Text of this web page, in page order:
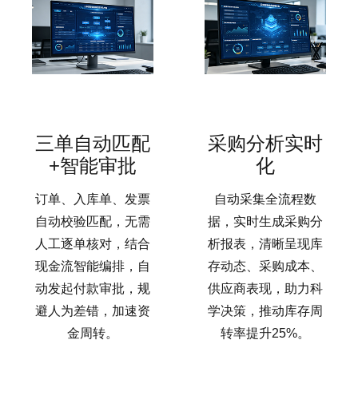
三单自动匹配
+智能审批
订单、入库单、发票
自动校验匹配，无需
人工逐单核对，结合
现金流智能编排，自
动发起付款审批，规
避人为差错，加速资
金周转。
采购分析实时
化
自动采集全流程数
据，实时生成采购分
析报表，清晰呈现库
存动态、采购成本、
供应商表现，助力科
学决策，推动库存周
转率提升25%。